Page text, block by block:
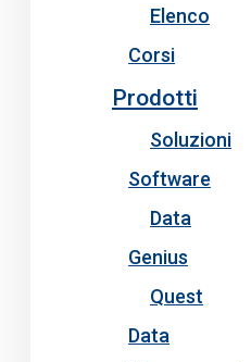
Elenco
Corsi
Prodotti
Soluzioni
Software
Data
Genius
Quest
Data